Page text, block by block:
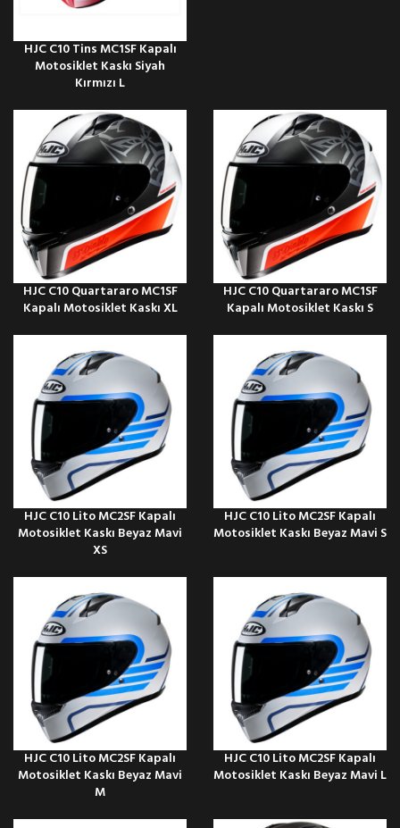
HJC C10 Tins MC1SF Kapalı
Motosiklet Kaskı Siyah
Kırmızı L
HJC C10 Quartararo MC1SF
Kapalı Motosiklet Kaskı XL
HJC C10 Quartararo MC1SF
Kapalı Motosiklet Kaskı S
HJC C10 Lito MC2SF Kapalı
Motosiklet Kaskı Beyaz Mavi
XS
HJC C10 Lito MC2SF Kapalı
Motosiklet Kaskı Beyaz Mavi S
HJC C10 Lito MC2SF Kapalı
Motosiklet Kaskı Beyaz Mavi
M
HJC C10 Lito MC2SF Kapalı
Motosiklet Kaskı Beyaz Mavi L